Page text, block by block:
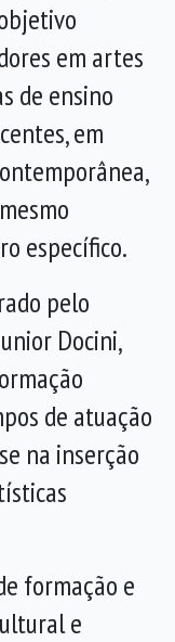
em artes
de ensino
em
específico.
pelo
Docini,
de atuação
na inserção
formação e
e